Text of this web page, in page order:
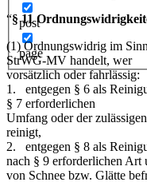
post
page
“§ 11
(1) Ordnungswidrig im
StrWG-MV handelt, wer
vorsätzlich oder fahrlässig:
1. entgegen § 6 als
§ 7 erforderlichen
Umfang oder der
reinigt,
2. entgegen § 8 als
nach § 9 erforderlichen Art
von Schnee bzw. Glätte